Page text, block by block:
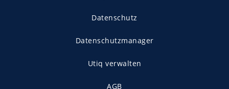
Datenschutz
Datenschutzmanager
Utiq verwalten
AGB